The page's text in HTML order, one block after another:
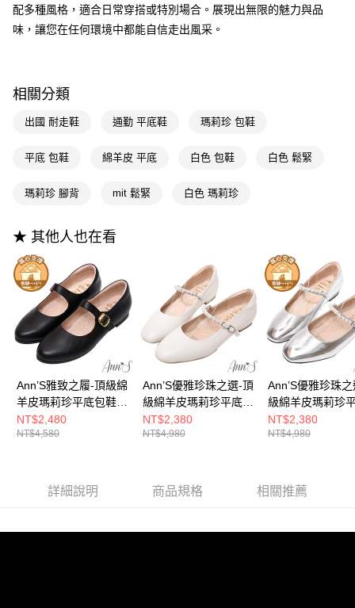
4.訂單成立30分鐘內，如未前往確認交易或遇審核未通過，訂單將自動取
消。如遇「轉專審核」未通過狀況，表示未達大哥付你分期系統評分，恕無
醒簡訊。
2.透過簡訊連結打開帳單後，可選擇「超商條碼／台灣大直營門市／銀行轉
帳／街口支付／iPASS MONEY」等通路繳費。
1.本服務係由「台灣大哥大股份有限公司」（以下簡稱本公司）所提供，讓
買賣價金債權讓與本公司後，依約使用本公司帳單繳交帳款。
2.基於同意付款使用「大哥付你分期」之契約關係目的，商店將以您的個人
由本公司與您本人進行分期帳單所需資料之確認、核對及更正。
3.完整用戶服務條款，請詳閱以下連結：
便利好安心！
１．簡單：不需註冊會員、不需綁卡、不需儲值。
２．便利：只要手機號碼，簡訊認證，即可結帳。
１．於結帳方式選擇「AFTEE先享後付」後，將跳轉至「AFTEE先享後付」
２．訂單成立數日內，您將收到繳費通知簡訊。
ATM／網路銀行／等多元方式進行付款，方視為交易完成。
※ 請注意：結帳手續完成當下不需立刻繳費，但若您需要取消訂單，請聯絡
後付繳納相關費用。
客戶支援中心」https://netprotections.freshdesk.com/support/home
【注意事項】
１．透過由恩沛科技股份有限公司提供之「AFTEE先享後付」服務完成之交
易，需依本服務之必要範圍內提供個人資料，並將交易相關給付款項請求債
權轉讓予恩沛科技股份有限公司。
２．關於個人資料處理事宜，請瀏覽以下網址：
https://aftee.tw/terms/#terms3
３．未成年的使用者請事先徵得法定代理人或監護人之同意方可使用
「AFTEE先享後付」，若未經同意申辦者引起之損失，本公司不負相關責
４．使用「AFTEE先享後付」時，將依據個別帳號之用戶狀況，依本公司即
時審查核予不同之上限額度；若仍有額度不足之情形，本公司將視審查結果
請求用戶進行身份認證。
５．嚴禁一人註冊多個帳號或使用他人資訊註冊。若發現惡意使用之情形，
運送方式
每筆NT$100，滿NT$999(含以上)免運費
萊爾富付款取貨
每筆NT$100，滿NT$999(含以上)免運費
7-11付款取貨
每筆NT$100，滿NT$999(含以上)免運費
付款後7-11取貨
每筆NT$100，滿NT$999(含以上)免運費
每筆NT$100，滿NT$999(含以上)免運費
國家/地區配送(非順豐配送，勿填寫順豐智能櫃地址) 查看運費
國家/地區配送(限中國大陸地區) 查看運費
配多種風格，適合日常穿搭或特別場合。展現出無限的魅力與品
味，讓您在任何環境中都能自信走出風采。
相關分類
出國 耐走鞋 通勤 平底鞋 瑪莉珍 包鞋
平底 包鞋 綿羊皮 平底 白色 包鞋 白色 鬆緊
瑪莉珍 腳背 mit 鬆緊 白色 瑪莉珍
★ 其他人也在看
Ann’S雅致之履-頂級綿
羊皮瑪莉珍平底包鞋
2cm-黑
NT$2,480
NT$4,580
Ann’S優雅珍珠之選-頂
級綿羊皮瑪莉珍平底包
鞋2cm-白
NT$2,380
NT$4,980
Ann’S優雅珍珠
級綿羊皮瑪莉珍
鞋2cm-銀
NT$2,380
NT$4,980
詳細說明 商品規格 相關推薦